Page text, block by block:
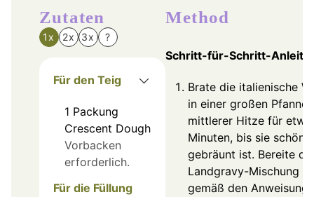
Zutaten
1x 2x 3x ?
Für den Teig
1 Packung
Crescent Dough
Vorbacken
erforderlich.
Für die Füllung
Method
Schritt-für-Schritt-
Brate die italienische
in einer großen Pfanne
mittlerer Hitze für
Minuten, bis sie schön
gebräunt ist. Bereite die
Landgravy-Mischung
gemäß den